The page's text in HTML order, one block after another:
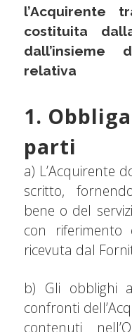
l’Acquirente
costituita
dall’insieme
relativa
1.
parti
a) L’Acquirente
scritto,
bene o del
con riferimento
ricevuta dal
b) Gli obblighi
confronti
contenuti